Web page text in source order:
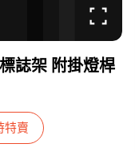
誌架 附掛燈桿
特賣